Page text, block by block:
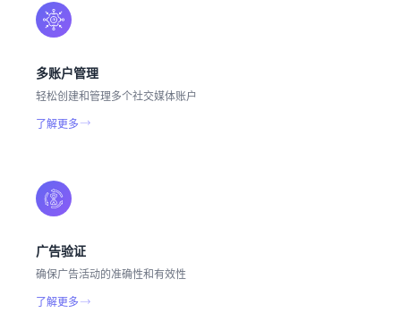
多账户管理
轻松创建和管理多个社交媒体账户
了解更多
广告验证
确保广告活动的准确性和有效性
了解更多